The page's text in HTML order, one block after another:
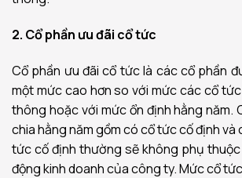
2. Cổ phần ưu đãi cổ tức
Cổ phần ưu đãi cổ tức là các cổ phần
một mức cao hơn so với mức các cổ
thông hoặc với mức ổn định hằng năm.
chia hằng năm gồm có cổ tức cố định
tức cố định thường sẽ không phụ
động kinh doanh của công ty. Mức cổ